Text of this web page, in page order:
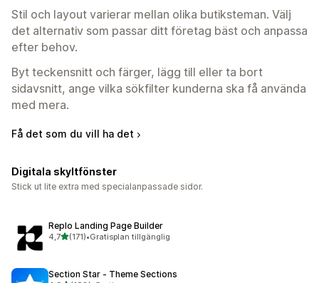
Stil och layout varierar mellan olika butiksteman. Välj
det alternativ som passar ditt företag bäst och anpassa
efter behov.
Byt teckensnitt och färger, lägg till eller ta bort
sidavsnitt, ange vilka sökfilter kunderna ska få använda
med mera.
Få det som du vill ha det
Digitala skyltfönster
Stick ut lite extra med specialanpassade sidor.
Replo Landing Page Builder
4,7av 5 stjärnor
(171)
171 recensioner totalt
•Gratisplan tillgänglig
Section Star ‑ Theme Sections